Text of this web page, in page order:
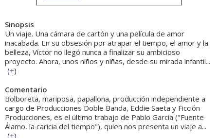
Sinopsis
Un viaje. Una cámara de cartón y una película de amor
inacabada. En su obsesión por atrapar el tiempo, el amor y la
belleza, Víctor no llegó nunca a finalizar su ambicioso
proyecto. Ahora, unos niños y niñas, desde su mirada infantil...
(+)
Comentario
Bolboreta, mariposa, papallona, producción independiente a
cargo de Producciones Doble Banda, Eddie Saeta y Ficción
Producciones, es el último trabajo de Pablo García ("Fuente
Álamo, la caricia del tiempo"), quien nos presenta un viaje a...
(+)